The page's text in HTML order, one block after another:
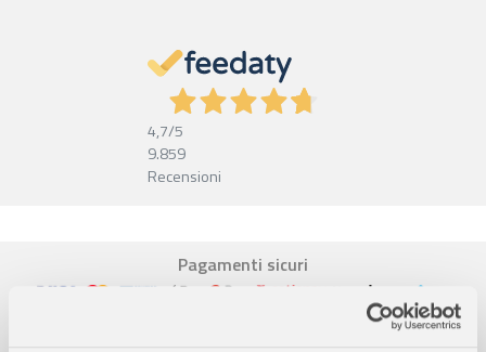
4,7/5
9.859
Recensioni
Pagamenti sicuri